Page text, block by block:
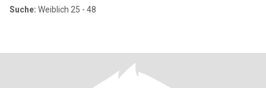
Suche: Weiblich 25 - 48